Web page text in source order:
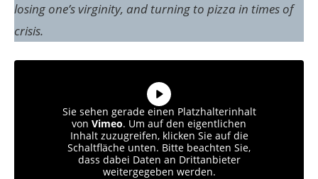
losing one’s virginity, and turning to pizza in times of
crisis.
Sie sehen gerade einen Platzhalterinhalt
von Vimeo. Um auf den eigentlichen
Inhalt zuzugreifen, klicken Sie auf die
Schaltfläche unten. Bitte beachten Sie,
dass dabei Daten an Drittanbieter
weitergegeben werden.